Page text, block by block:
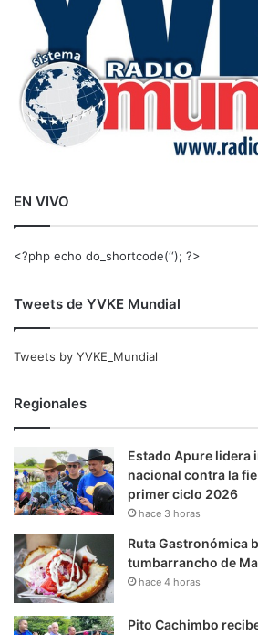
EN VIVO
<?php echo do_shortcode(‘‘); ?>
Tweets de YVKE Mundial
Tweets by YVKE_Mundial
Regionales
Estado Apure lidera
nacional contra la
primer ciclo 2026
hace 3 horas
Ruta Gastronómica
tumbarrancho de
hace 4 horas
Pito Cachimbo